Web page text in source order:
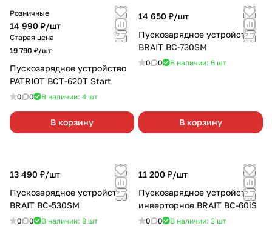
Розничные
14 990 ₽/шт
Старая цена
19 790 ₽/шт
Пускозарядное устройство
PATRIOT BCT-620T Start
0 0 В наличии: 4 шт
В корзину
14 650 ₽/шт
Пускозарядное устройство
BRAIT BC-730SM
0 0 В наличии: 6 шт
В корзину
13 490 ₽/шт
Пускозарядное устройство
BRAIT BC-530SM
0 0 В наличии: 8 шт
11 200 ₽/шт
Пускозарядное устройство
инверторное BRAIT BC-60iS
0 0 В наличии: 3 шт